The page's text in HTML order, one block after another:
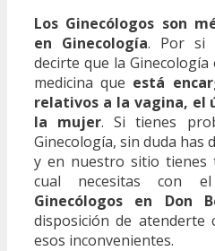
Los Ginecólogos son
en Ginecología. Por si
decirte que la Ginecología
medicina que está
relativos a la vagina, el
la mujer. Si tienes
Ginecología, sin duda has
y en nuestro sitio tienes
cual necesitas con
Ginecólogos en Don
disposición de
esos inconvenientes.